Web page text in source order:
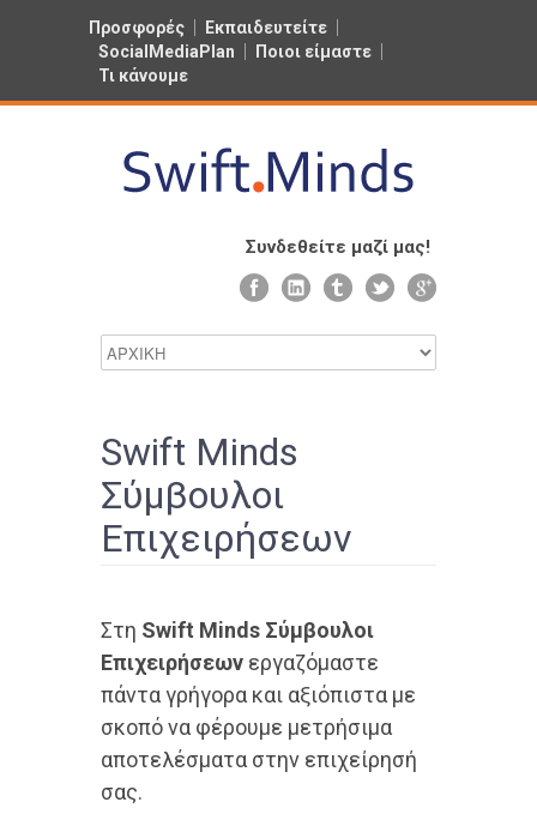
Προσφορές
Εκπαιδευτείτε
SocialMediaPlan
Ποιοι είμαστε
Τι κάνουμε
Συνδεθείτε μαζί μας!
Swift Minds
Σύμβουλοι
Επιχειρήσεων
Στη Swift Minds Σύμβουλοι
Επιχειρήσεων εργαζόμαστε
πάντα γρήγορα και αξιόπιστα με
σκοπό να φέρουμε μετρήσιμα
αποτελέσματα στην επιχείρησή
σας.